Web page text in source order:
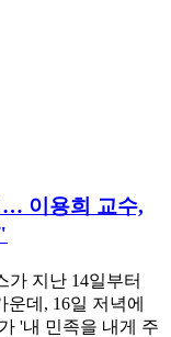
이용희 교수,
가 지난 14일부터
데, 16일 저녁에
'내 민족을 내게 주